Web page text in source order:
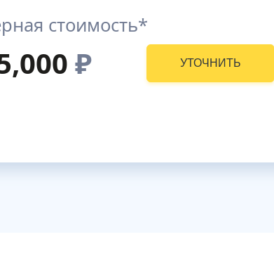
стоимость*
₽ УТОЧНИТЬ